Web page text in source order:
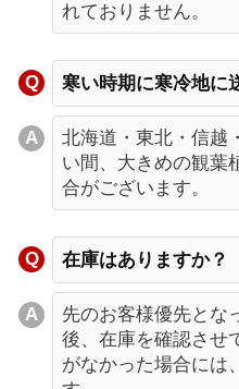
れておりません。
寒い時期に寒冷地に
北海道・東北・信越
い間、大きめの観葉
合がございます。
在庫はありますか？
先のお客様優先とな
後、在庫を確認させ
がなかった場合には